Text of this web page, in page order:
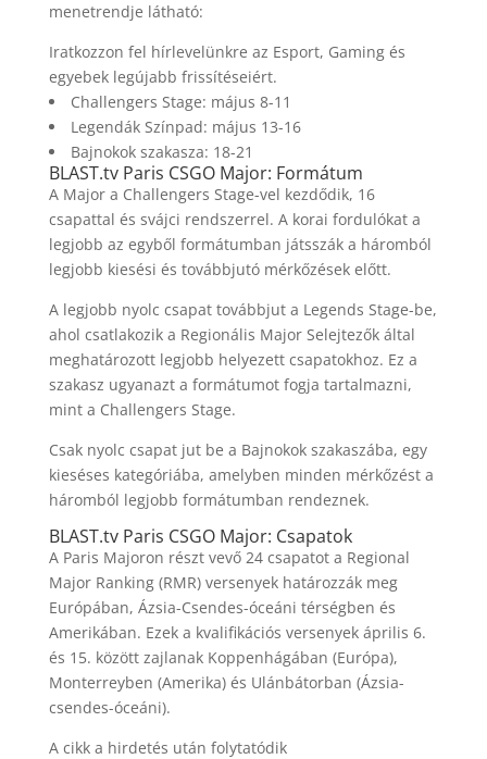
menetrendje látható:
Iratkozzon fel hírlevelünkre az Esport, Gaming és
egyebek legújabb frissítéseiért.
Challengers Stage: május 8-11
Legendák Színpad: május 13-16
Bajnokok szakasza: 18-21
BLAST.tv Paris CSGO Major: Formátum
A Major a Challengers Stage-vel kezdődik, 16
csapattal és svájci rendszerrel. A korai fordulókat a
legjobb az egyből formátumban játsszák a háromból
legjobb kiesési és továbbjutó mérkőzések előtt.
A legjobb nyolc csapat továbbjut a Legends Stage-be,
ahol csatlakozik a Regionális Major Selejtezők által
meghatározott legjobb helyezett csapatokhoz. Ez a
szakasz ugyanazt a formátumot fogja tartalmazni,
mint a Challengers Stage.
Csak nyolc csapat jut be a Bajnokok szakaszába, egy
kieséses kategóriába, amelyben minden mérkőzést a
háromból legjobb formátumban rendeznek.
BLAST.tv Paris CSGO Major: Csapatok
A Paris Majoron részt vevő 24 csapatot a Regional
Major Ranking (RMR) versenyek határozzák meg
Európában, Ázsia-Csendes-óceáni térségben és
Amerikában. Ezek a kvalifikációs versenyek április 6.
és 15. között zajlanak Koppenhágában (Európa),
Monterreyben (Amerika) és Ulánbátorban (Ázsia-
csendes-óceáni).
A cikk a hirdetés után folytatódik